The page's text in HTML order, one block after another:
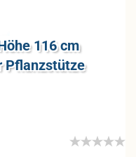
116 cm
Pflanz­stüt­ze